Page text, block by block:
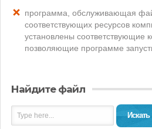
программа, обслуживающая
соответствующих ресурсов
установлены соответствующие
позволяющие программе
Найдите файл
Искать